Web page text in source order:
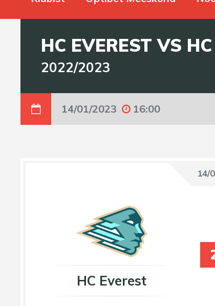
HC EVEREST VS
2022/2023
14/01/2023 16:00
14/
HC Everest